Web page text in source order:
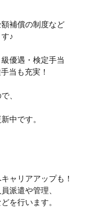
補償の制度など
♪
優遇・検定手当
当も充実！
、
中です。
ャリアアップも！
派遣や管理、
を行います。